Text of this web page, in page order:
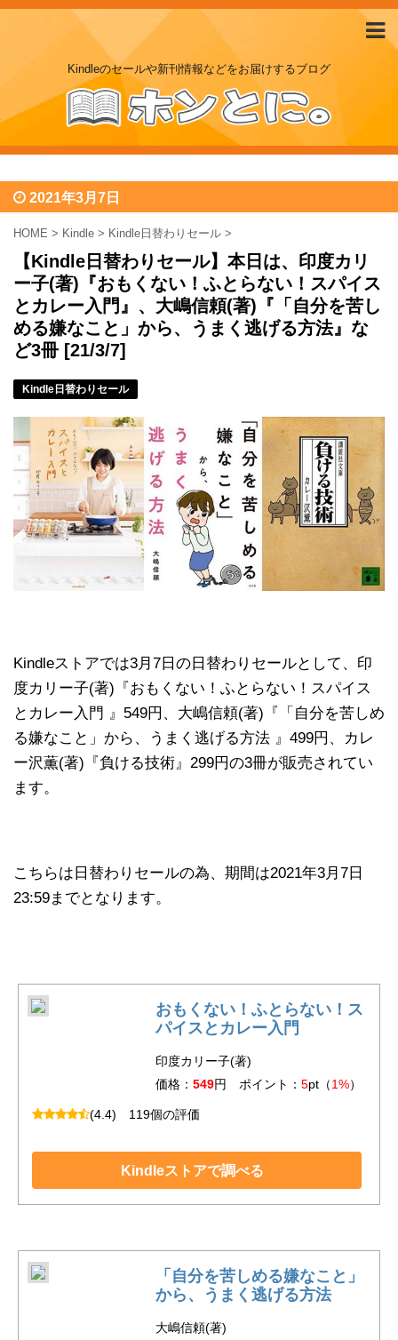
Kindleのセールや新刊情報などをお届けするブログ
2021年3月7日
HOME > Kindle > Kindle日替わりセール >
【Kindle日替わりセール】本日は、印度カリ
ー子(著)『おもくない！ふとらない！スパイス
とカレー入門』、大嶋信頼(著)『「自分を苦し
める嫌なこと」から、うまく逃げる方法』な
ど3冊 [21/3/7]
Kindle日替わりセール
Kindleストアでは3月7日の日替わりセールとして、印
度カリー子(著)『おもくない！ふとらない！スパイス
とカレー入門 』549円、大嶋信頼(著)『「自分を苦しめ
る嫌なこと」から、うまく逃げる方法 』499円、カレ
ー沢薫(著)『負ける技術』299円の3冊が販売されてい
ます。
こちらは日替わりセールの為、期間は2021年3月7日
23:59までとなります。
おもくない！ふとらない！ス
パイスとカレー入門
印度カリー子(著)
価格： 549円 ポイント： 5pt（1%）
(4.4) 119個の評価
Kindleストアで調べる
「自分を苦しめる嫌なこと」
から、うまく逃げる方法
大嶋信頼(著)